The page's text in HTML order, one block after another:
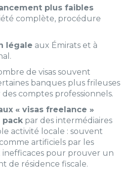
plus faibles
complète, procédure
légale aux Émirats et à
de visas souvent
banques plus frileuses
comptes professionnels.
« visas freelance »
packpar des intermédiaires
activité locale : souvent
artificiels par les
inefficaces pour prouver un
de résidence fiscale.